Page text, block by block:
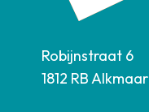
Robijnstraat 6
1812 RB Alkmaar